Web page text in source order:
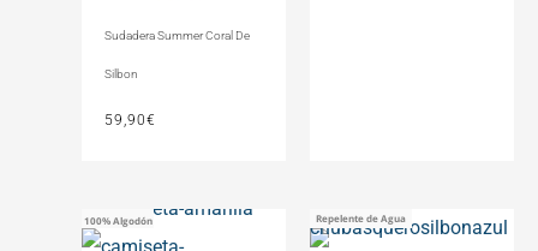
Sudadera Summer Coral De
Silbon
59,90€
100% Algodón Repelente de Agua